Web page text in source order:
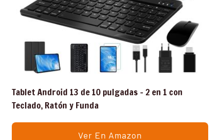
Tablet Android 13 de 10 pulgadas – 2 en 1 con
Teclado, Ratón y Funda
Ver En Amazon